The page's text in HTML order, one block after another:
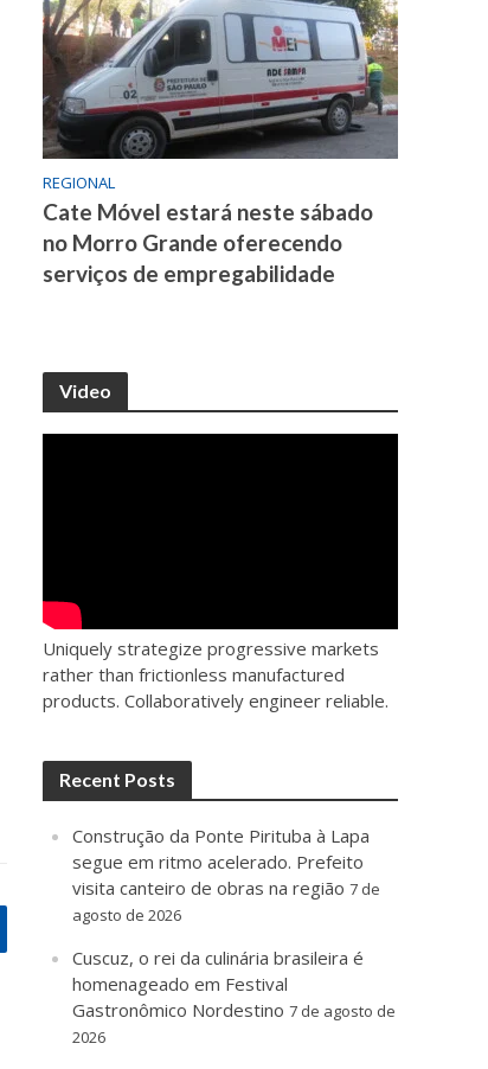
REGIONAL
Cate Móvel estará neste sábado
no Morro Grande oferecendo
serviços de empregabilidade
Video
Uniquely strategize progressive markets
rather than frictionless manufactured
products. Collaboratively engineer reliable.
Recent Posts
Construção da Ponte Pirituba à Lapa
segue em ritmo acelerado. Prefeito
visita canteiro de obras na região 7 de
agosto de 2026
Cuscuz, o rei da culinária brasileira é
homenageado em Festival
Gastronômico Nordestino 7 de agosto de
2026